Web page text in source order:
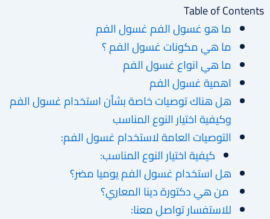
Table of Contents
ما هو غسول الفم غسول الفم
ما هي مكونات غسول الفم ؟
ما هي انواع غسول الفم
اهمية غسول الفم
هل هناك توصيات خاصة بشأن استخدام غسول الفم
وكيفية اختيار النوع المناسب
التوصيات العامة لاستخدام غسول الفم:
كيفية اختيار النوع المناسب:
هل استخدام غسول الفم يوميا مضر؟
من هي دكتورة دينا المعاري؟
للاستفسار تواصل معنا: